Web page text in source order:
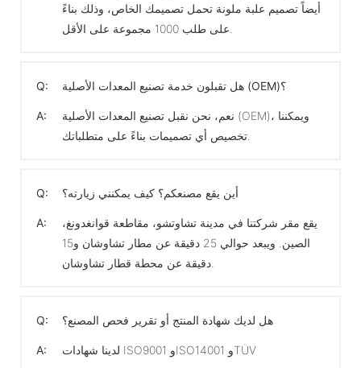
أيضاً تصميم علبة ملونة تحمل تصميمك الخاص، وذلك بناءً
Q: هل تقبلون خدمة تصنيع المعدات الأصلية (OEM)؟
A:
نعم، نحن نقبل تصنيع المعدات الأصلية (OEM)، ويمكننا
Q: أين يقع مصنعكم؟ كيف يمكنني زيارته؟
A:
يقع مقر شركتنا في مدينة تشاوتشو، مقاطعة قوانغدونغ،
الصين. ويبعد حوالي 25 دقيقة عن مطار تشاوشان و15
Q: هل لديك شهادة المنتج أو تقرير فحص المصنع؟
A: لدينا شهادات ISO9001 وISO14001 وTÜV